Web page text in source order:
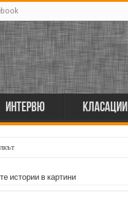
Интервю Класации
винаги е и сила, и съпричастност“
истории в картини